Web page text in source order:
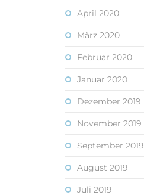
April 2020
März 2020
Februar 2020
Januar 2020
Dezember 2019
November 2019
September 2019
August 2019
Juli 2019